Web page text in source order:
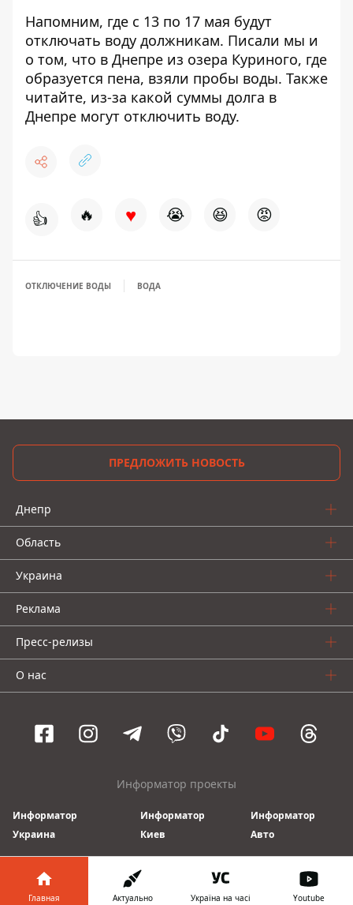
Напомним, где с 13 по 17 мая будут
отключать воду должникам. Писали мы и
о том, что в Днепре из озера Куриного, где
образуется пена, взяли пробы воды. Также
читайте, из-за какой суммы долга в
Днепре могут отключить воду.
👍 🔥 ♥ 😭 😆 😡
ОТКЛЮЧЕНИЕ ВОДЫ ВОДА
ПРЕДЛОЖИТЬ НОВОСТЬ
Днепр
Область
Украина
Реклама
Пресс-релизы
О нас
Информатор проекты
Информатор
Украина
Информатор
Киев
Информатор
Авто
© 2016-2026 Informator
Главная Актуально Україна на часі Youtube